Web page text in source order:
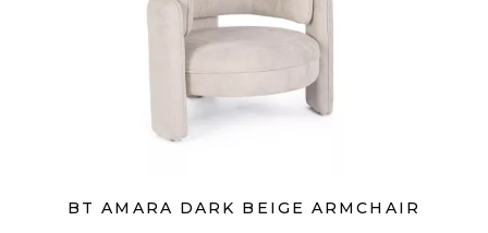
BT AMARA DARK BEIGE ARMCHAIR